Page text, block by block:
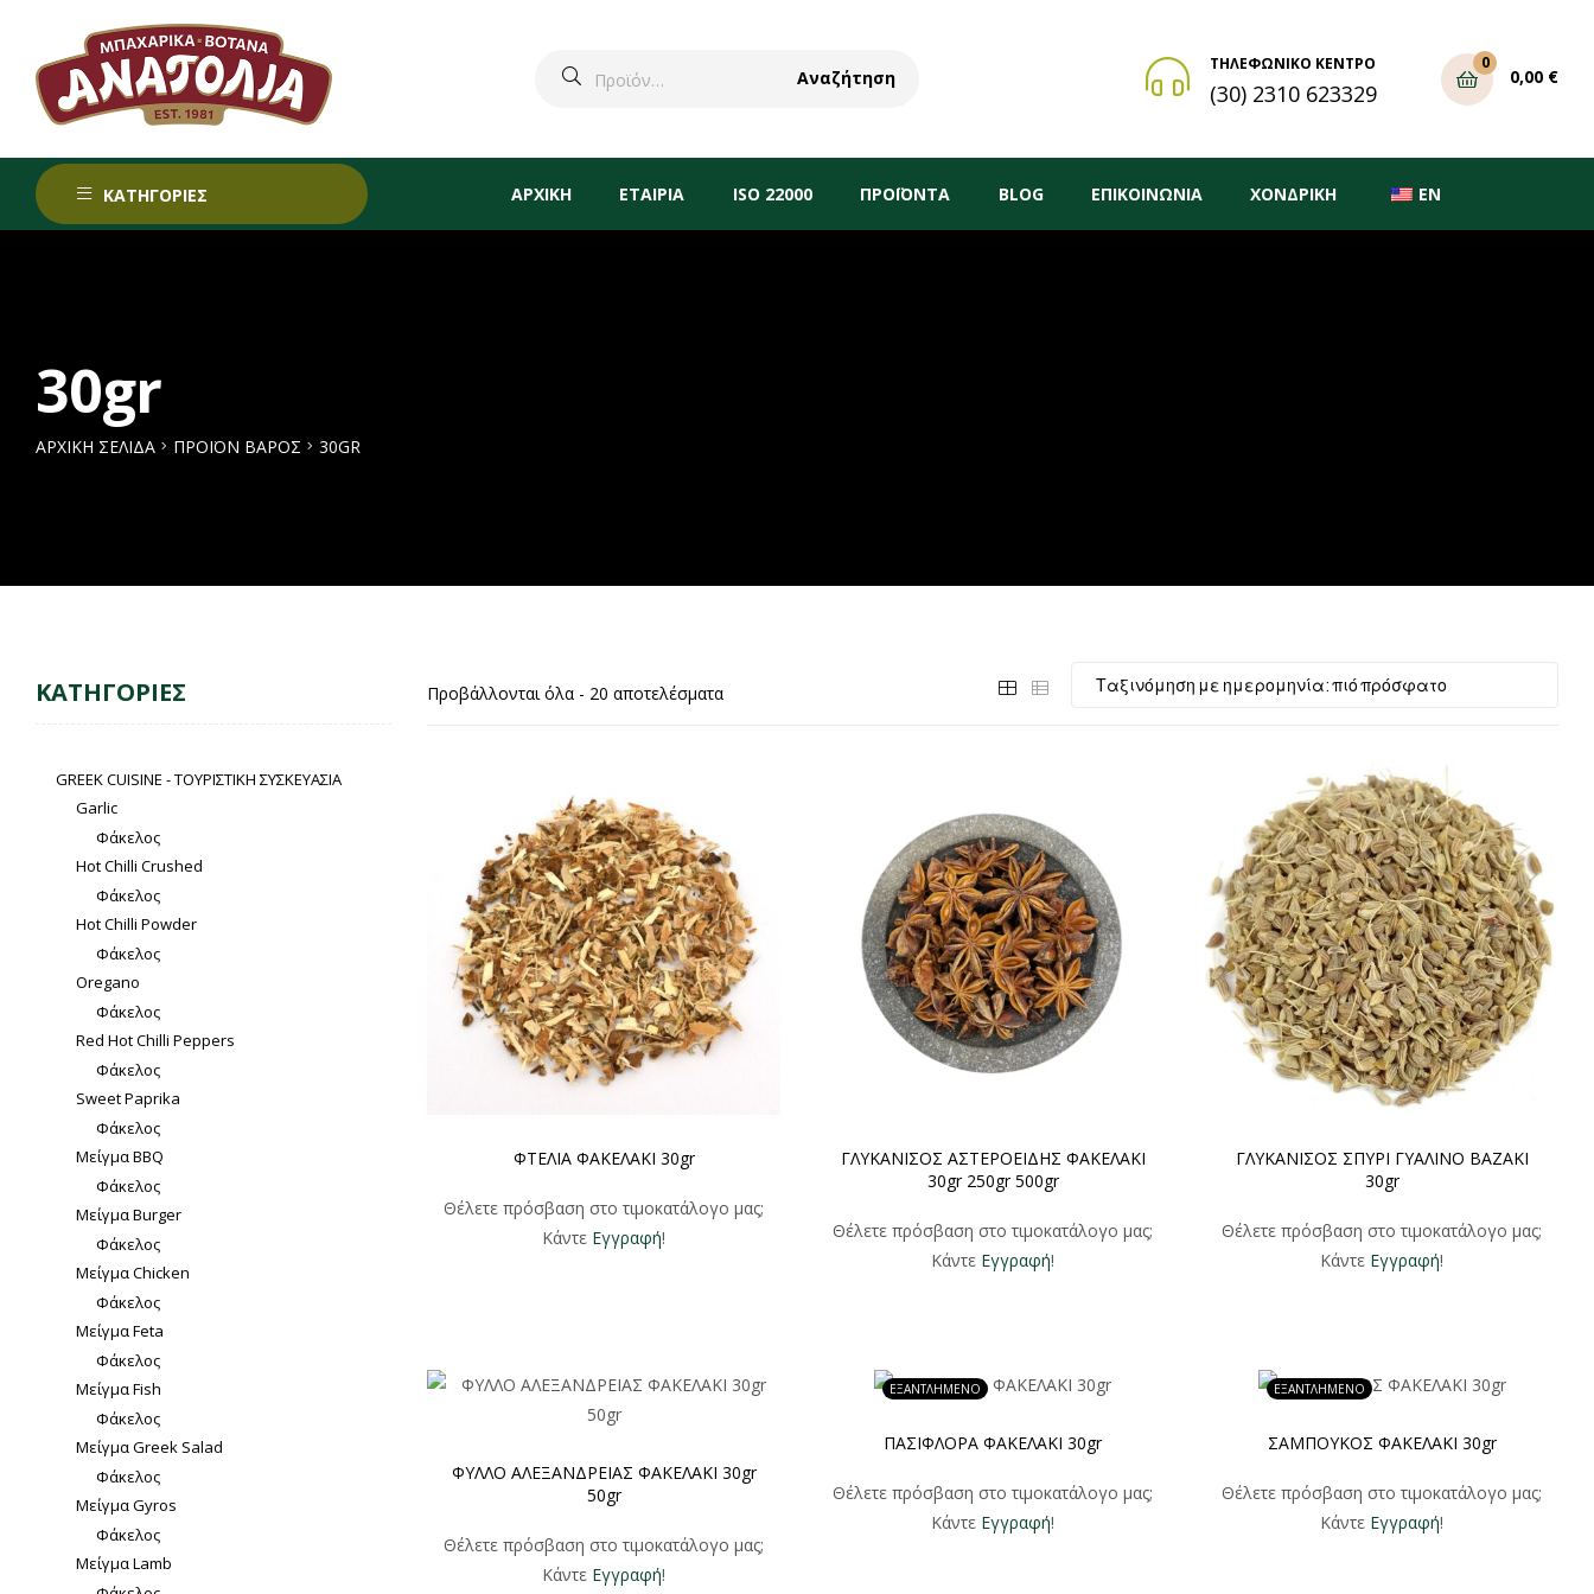
Αναζήτηση
ΤΗΛΕΦΩΝΙΚΟ ΚΕΝΤΡΟ
(30) 2310 623329
0
0,00 €
ΚΑΤΗΓΟΡΙΕΣ ΑΡΧΙΚΗ ΕΤΑΙΡΙΑ ISO 22000 ΠΡΟΪΟΝΤΑ BLOG ΕΠΙΚΟΙΝΩΝΙΑ ΧΟΝΔΡΙΚΗ EN
30gr
ΑΡΧΙΚΉ ΣΕΛΊΔΑ ΠΡΟΪΌΝ ΒΆΡΟΣ 30GR
Προβάλλονται όλα - 20 αποτελέσματα
ΦΤΕΛΙΑ ΦΑΚΕΛΑΚΙ 30gr
Θέλετε πρόσβαση στο τιμοκατάλογο μας;
Κάντε Εγγραφή!
ΓΛΥΚΑΝΙΣΟΣ ΑΣΤΕΡΟΕΙΔΗΣ ΦΑΚΕΛΑΚΙ
30gr 250gr 500gr
Θέλετε πρόσβαση στο τιμοκατάλογο μας;
Κάντε Εγγραφή!
ΓΛΥΚΑΝΙΣΟΣ ΣΠΥΡΙ ΓΥΑΛΙΝΟ ΒΑΖΑΚΙ
30gr
Θέλετε πρόσβαση στο τιμοκατάλογο μας;
Κάντε Εγγραφή!
ΦΥΛΛΟ ΑΛΕΞΑΝΔΡΕΙΑΣ ΦΑΚΕΛΑΚΙ 30gr
50gr
Θέλετε πρόσβαση στο τιμοκατάλογο μας;
Κάντε Εγγραφή!
ΕΞΑΝΤΛΗΜΕΝΟ
ΠΑΣΙΦΛΟΡΑ ΦΑΚΕΛΑΚΙ 30gr
Θέλετε πρόσβαση στο τιμοκατάλογο μας;
Κάντε Εγγραφή!
ΕΞΑΝΤΛΗΜΕΝΟ
ΣΑΜΠΟΥΚΟΣ ΦΑΚΕΛΑΚΙ 30gr
Θέλετε πρόσβαση στο τιμοκατάλογο μας;
Κάντε Εγγραφή!
ΚΑΤΗΓΟΡΙΕΣ
GREEK CUISINE - ΤΟΥΡΙΣΤΙΚΗ ΣΥΣΚΕΥΑΣΙΑ
Garlic
Φάκελος
Hot Chilli Crushed
Φάκελος
Hot Chilli Powder
Φάκελος
Oregano
Φάκελος
Red Hot Chilli Peppers
Φάκελος
Sweet Paprika
Φάκελος
Μείγμα BBQ
Φάκελος
Μείγμα Burger
Φάκελος
Μείγμα Chicken
Φάκελος
Μείγμα Feta
Φάκελος
Μείγμα Fish
Φάκελος
Μείγμα Greek Salad
Φάκελος
Μείγμα Gyros
Φάκελος
Μείγμα Lamb